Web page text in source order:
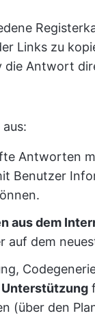
Links zu
die Antwort
Antworten
Benutzer
aus dem
auf dem
(über den